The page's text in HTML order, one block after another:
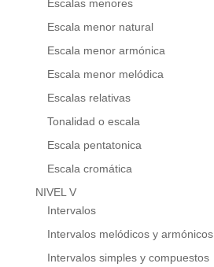
Escalas menores
Escala menor natural
Escala menor armónica
Escala menor melódica
Escalas relativas
Tonalidad o escala
Escala pentatonica
Escala cromática
NIVEL V
Intervalos
Intervalos melódicos y armónicos
Intervalos simples y compuestos